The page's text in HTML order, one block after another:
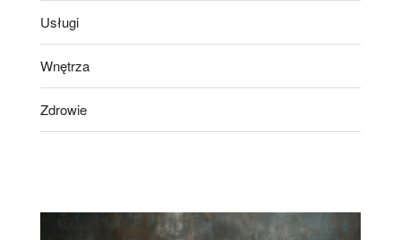
Usługi
Wnętrza
Zdrowie